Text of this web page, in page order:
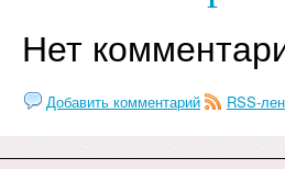
Нет
Добавить комментарий RSS-